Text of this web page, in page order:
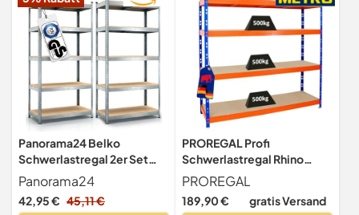
Panorama24 Belko
Schwerlastregal 2er Set
Lagerregal 180 x 90 x 40
cm, 2 Stück, Kellerregal,
Steckregal, Werkstattregal
Panorama24
42,95 € 45,11 €
PROREGAL Profi
Schwerlastregal Rhino
EXTRA BREIT blau/orange
HxBxT 180x200x60cm
Fachlast 500kg 4X
PROREGAL
189,90 € gratis Versand